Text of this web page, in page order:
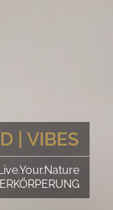
| VIBES